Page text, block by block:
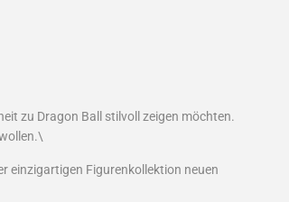
zu Dragon Ball stilvoll zeigen möchten.
einzigartigen Figurenkollektion neuen